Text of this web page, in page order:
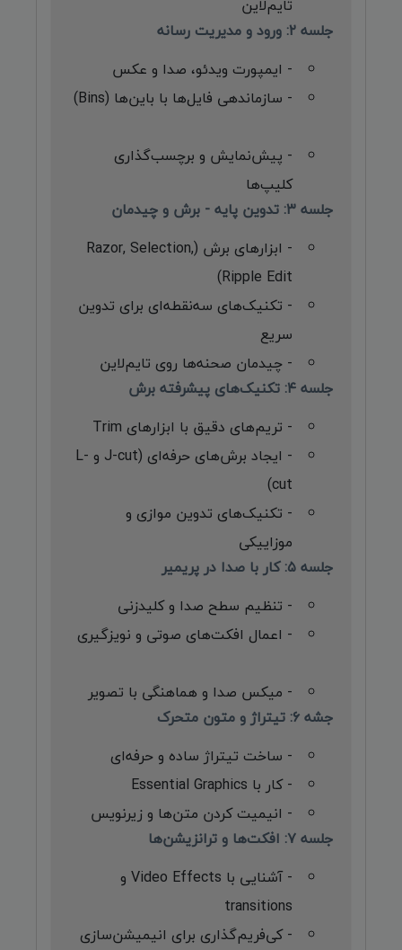
تایم‌لاین
جلسه ۲: ورود و مدیریت رسانه
- ایمپورت ویدئو، صدا و عکس
- سازماندهی فایل‌ها با باین‌ها (Bins)
- پیش‌نمایش و برچسب‌گذاری
کلیپ‌ها
جلسه ۳: تدوین پایه - برش و چیدمان
- ابزارهای برش (Razor, Selection,
Ripple Edit)
- تکنیک‌های سه‌نقطه‌ای برای تدوین
سریع
- چیدمان صحنه‌ها روی تایم‌لاین
جلسه ۴: تکنیک‌های پیشرفته برش
- تریم‌های دقیق با ابزارهای Trim
- ایجاد برش‌های حرفه‌ای (J-cut و L-
cut)
- تکنیک‌های تدوین موازی و
موزاییکی
جلسه ۵: کار با صدا در پریمیر
- تنظیم سطح صدا و کلیدزنی
- اعمال افکت‌های صوتی و نویزگیری
- میکس صدا و هماهنگی با تصویر
جشه ۶: تیتراژ و متون متحرک
- ساخت تیتراژ ساده و حرفه‌ای
- کار با Essential Graphics
- انیمیت کردن متن‌ها و زیرنویس
جلسه ۷: افکت‌ها و ترانزیشن‌ها
- آشنایی با Video Effects و
transitions
- کی‌فریم‌گذاری برای انیمیشن‌سازی